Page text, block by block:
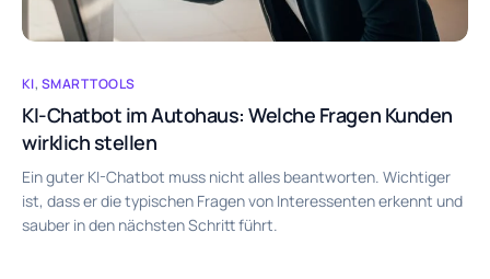
KI, SMARTTOOLS
KI-Chatbot im Autohaus: Welche Fragen Kunden
wirklich stellen
Ein guter KI-Chatbot muss nicht alles beantworten. Wichtiger
ist, dass er die typischen Fragen von Interessenten erkennt und
sauber in den nächsten Schritt führt.